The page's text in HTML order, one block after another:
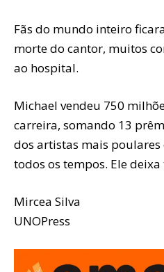
Fãs do mundo inteiro
morte do cantor, muitos
ao hospital.
Michael vendeu 750
carreira, somando 13
dos artistas mais poulares
todos os tempos. Ele
Mircea Silva
UNOPress